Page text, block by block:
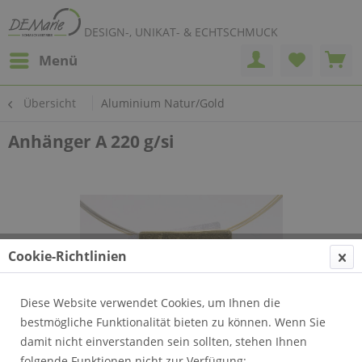
DESIGN-, UNIKAT- & ECHTSCHMUCK
Menü
Übersicht Aluminium Natur/Gold
Anhänger A 220 g/si
Cookie-Richtlinien
Diese Website verwendet Cookies, um Ihnen die
bestmögliche Funktionalität bieten zu können. Wenn Sie
damit nicht einverstanden sein sollten, stehen Ihnen